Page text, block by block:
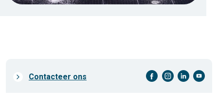
Prefooter
Contacteer ons facebook-cirkel instagram-cirkel linkedin-cirkel youtube-cirkel